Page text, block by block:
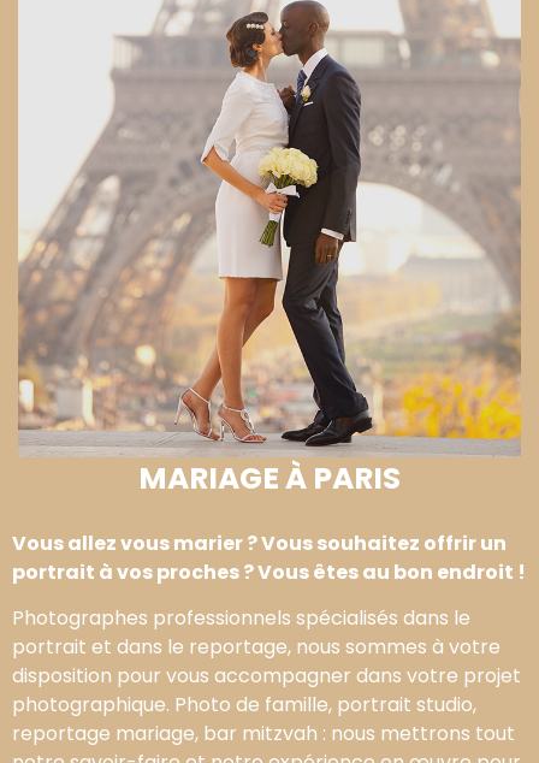
MARIAGE À PARIS
Vous allez vous marier ? Vous souhaitez offrir un
portrait à vos proches ? Vous êtes au bon endroit !
Photographes professionnels spécialisés dans le
portrait et dans le reportage, nous sommes à votre
disposition pour vous accompagner dans votre projet
photographique. Photo de famille, portrait studio,
reportage mariage, bar mitzvah : nous mettrons tout